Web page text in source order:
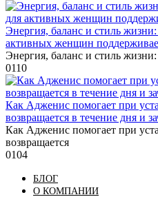
Энергия, баланс и стиль
активных женщин
Энергия, баланс и стиль
0110
Как Адженис помогает при
возвращается в течение дня и
Как Адженис помогает при
возвращается
0104
БЛОГ
О КОМПАНИИ